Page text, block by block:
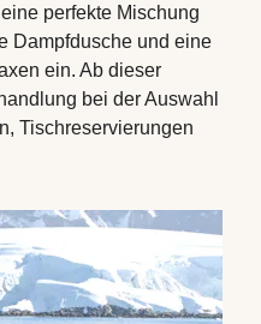
perfekte Mischung
Dampfdusche und eine
ein. Ab dieser
bei der Auswahl
Tischreservierungen